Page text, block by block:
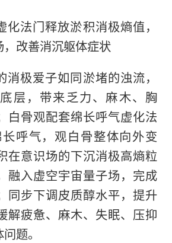
化法门释放淤积消极熵值，
改善消沉躯体症状
消极爱子如同淤堵的浊流，
层，带来乏力、麻木、胸
白骨观配套绵长呼气虚化法
呼气，观白骨整体向外变
在意识场的下沉消极高熵粒
融入虚空宇宙量子场，完成
同步下调皮质醇水平，提升
解疲惫、麻木、失眠、压抑
题。